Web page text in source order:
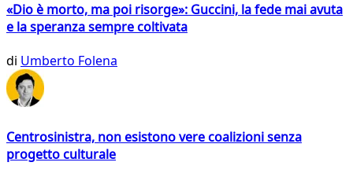
«Dio è morto, ma poi risorge»: Guccini, la fede mai avuta
e la speranza sempre coltivata
di Umberto Folena
Centrosinistra, non esistono vere coalizioni senza
progetto culturale